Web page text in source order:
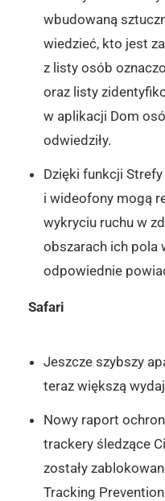
wbudowaną
wiedzieć, kto jest
z listy osób
oraz listy
w aplikacji Dom
odwiedziły.
Dzięki funkcji
i wideofony mogą
wykryciu ruchu w
obszarach ich pola
odpowiednie
Safari
Jeszcze szybszy
teraz większą
Nowy raport
trackery śledzące
zostały
Tracking